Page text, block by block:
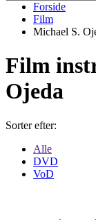
Forside
Film
Michael S.
Film
Ojeda
Sorter efter:
Alle
DVD
VoD